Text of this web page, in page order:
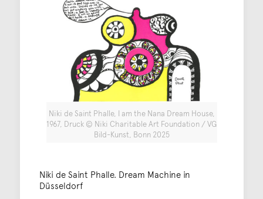
Niki de Saint Phalle, I am the Nana Dream House,
1967, Druck © Niki Charitable Art Foundation / VG
Bild-Kunst, Bonn 2025
Niki de Saint Phalle. Dream Machine in
Düsseldorf